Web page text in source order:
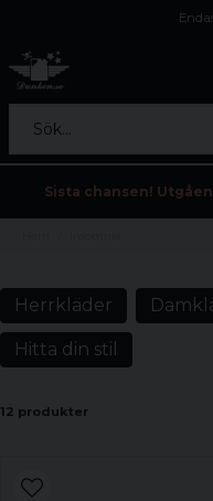
Sök...
Sista chansen!
Herrkläder
Hitta din stil
12 produkter